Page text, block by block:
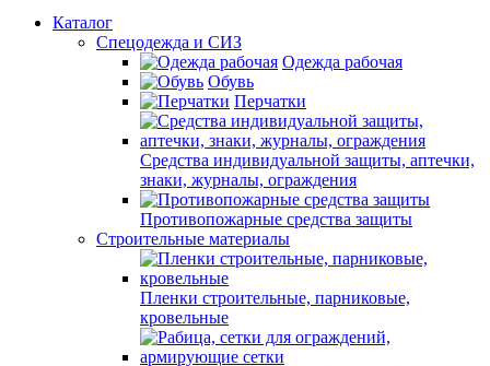
Каталог
Спецодежда и СИЗ
Одежда рабочая
Обувь
Перчатки
Средства индивидуальной защиты, аптечки,
знаки, журналы, ограждения
Противопожарные средства защиты
Строительные материалы
Пленки строительные, парниковые,
кровельные